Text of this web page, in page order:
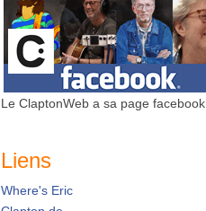
Le ClaptonWeb a sa page facebook
Liens
Where's Eric